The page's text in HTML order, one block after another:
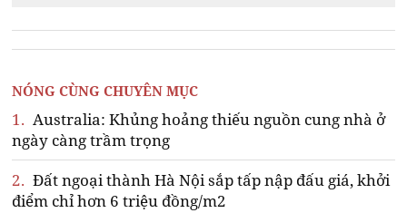
NÓNG CÙNG CHUYÊN MỤC
1. Australia: Khủng hoảng thiếu nguồn cung nhà ở
ngày càng trầm trọng
2. Đất ngoại thành Hà Nội sắp tấp nập đấu giá, khởi
điểm chỉ hơn 6 triệu đồng/m2